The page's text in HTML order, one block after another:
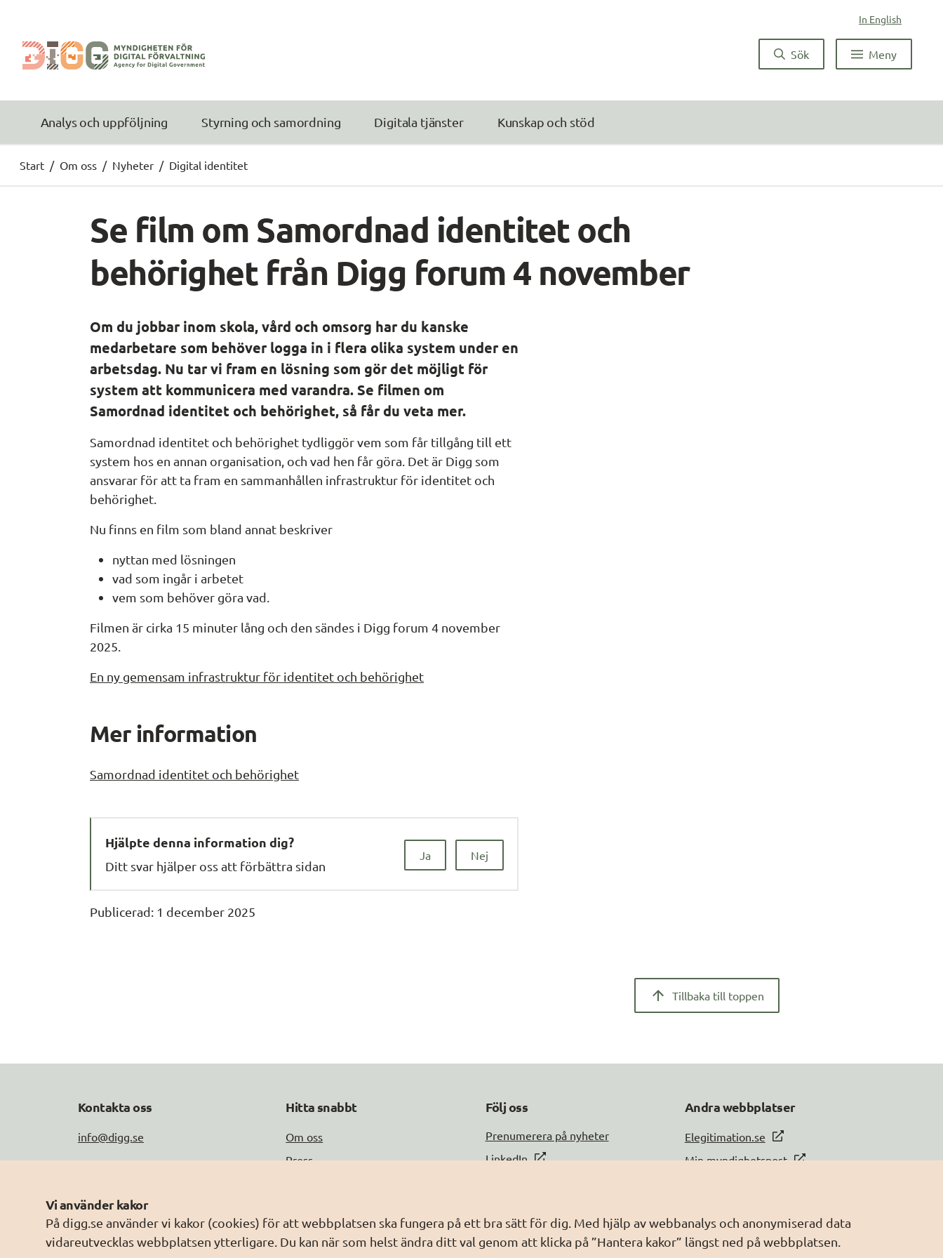
Vi använder kakor
På digg.se använder vi kakor (cookies) för att webbplatsen ska fungera på ett bra sätt för dig. Med hjälp av webbanalys och anonymiserad data
vidareutvecklas webbplatsen ytterligare. Du kan när som helst ändra ditt val genom att klicka på ”Hantera kakor” längst ned på webbplatsen.
In English
Sök Meny
Analys och uppföljning Styrning och samordning Digitala tjänster Kunskap och stöd
Start / Om oss / Nyheter / Digital identitet
Se film om Samordnad identitet och
behörighet från Digg forum 4 november
Om du jobbar inom skola, vård och omsorg har du kanske
medarbetare som behöver logga in i flera olika system under en
arbetsdag. Nu tar vi fram en lösning som gör det möjligt för
system att kommunicera med varandra. Se filmen om
Samordnad identitet och behörighet, så får du veta mer.
Samordnad identitet och behörighet tydliggör vem som får tillgång till ett
system hos en annan organisation, och vad hen får göra. Det är Digg som
ansvarar för att ta fram en sammanhållen infrastruktur för identitet och
behörighet.
Nu finns en film som bland annat beskriver
nyttan med lösningen
vad som ingår i arbetet
vem som behöver göra vad.
Filmen är cirka 15 minuter lång och den sändes i Digg forum 4 november
2025.
En ny gemensam infrastruktur för identitet och behörighet
Mer information
Samordnad identitet och behörighet
Hjälpte denna information dig?
Nej
Ja
Ditt svar hjälper oss att förbättra sidan
Publicerad: 1 december 2025
Tillbaka till toppen
Kontakta oss
info@digg.se
Tel: 0771-11 44 00
Fler kontaktuppgifter
Hitta snabbt
Om oss
Press
Om webbplatsen
Följ oss
DIGG på
Prenumerera på nyheter
DIGG på
LinkedIn
Andra webbplatser
Elegitimation.se
Min myndighetspost
Webbriktlinjer
Säker digital kommunikation (SDK)